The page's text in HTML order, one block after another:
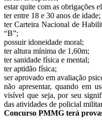
estar quite com as obrigações
ter entre 18 e 30 anos de idade;
ter Carteira Nacional de
“B”;
possuir idoneidade moral;
ter altura mínima de 1,60m;
ter sanidade física e mental;
ter aptidão física;
ser aprovado em avaliação
não apresentar, quando em
visível que seja, por seu
das atividades de policial
Concurso PMMG terá